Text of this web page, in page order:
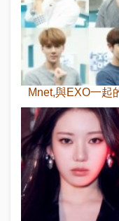
Mnet,與EXO一起